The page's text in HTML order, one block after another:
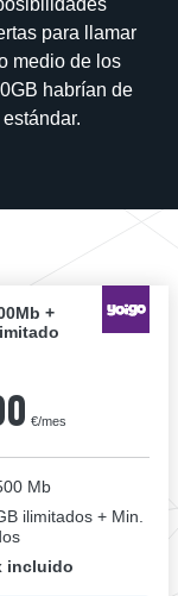
para llamar
medio de los
habrían de
+
€/mes
Mb
ilimitados + Min.
incluido